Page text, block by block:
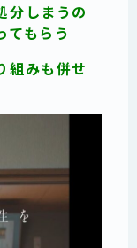
分しまうの
てもらう
組みも併せ